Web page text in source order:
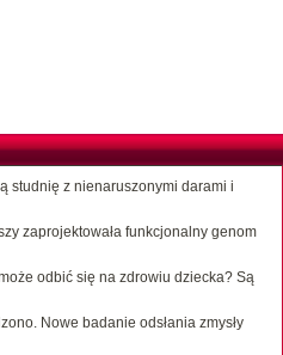
studnię z nienaruszonymi darami i
zaprojektowała funkcjonalny genom
odbić się na zdrowiu dziecka? Są
Nowe badanie odsłania zmysły